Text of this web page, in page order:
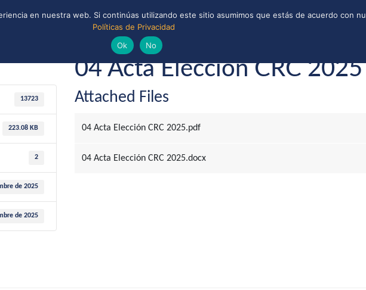
CONVENIOS Y ALIANZAS
BIBLIOTECA
Guías y Scouts de Chile
13723
223.08 KB
2
de 2025
de 2025
04 Acta Elección CRC 2025
Attached Files
04 Acta Elección CRC 2025.pdf
04 Acta Elección CRC 2025.docx
en nuestra web. Si continúas utilizando este sitio asumimos que estás de acuerdo con
Políticas de Privacidad
Ok
No